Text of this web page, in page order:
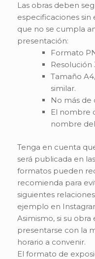
Las obras deben
especificaciones
que no se cumpla
presentación:
Formato
Resolución
Tamaño
similar.
No más de
El nombre
nombre
Tenga en cuenta
será publicada en
formatos pueden
recomienda para
siguientes
ejemplo en
Asimismo, si su
presentarse con la
horario a convenir.
El formato de